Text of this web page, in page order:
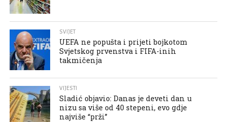
SVIJET
UEFA ne popušta i prijeti bojkotom
Svjetskog prvenstva i FIFA-inih
takmičenja
VIJESTI
Sladić objavio: Danas je deveti dan u
nizu sa više od 40 stepeni, evo gdje
najviše “prži”